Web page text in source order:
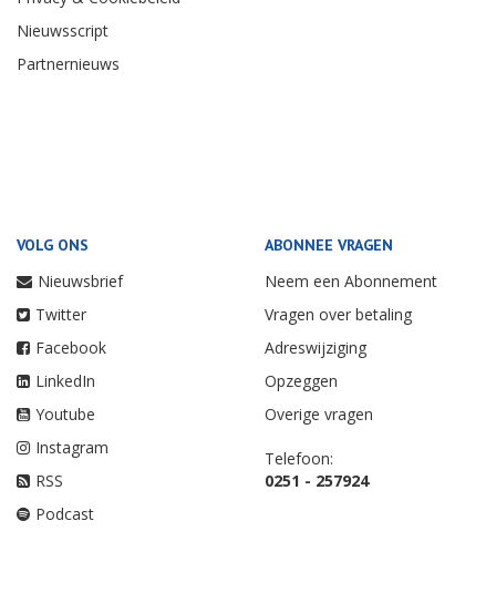
Nieuwsscript
Partnernieuws
VOLG ONS
Nieuwsbrief
Twitter
Facebook
LinkedIn
Youtube
Instagram
RSS
Podcast
ABONNEE VRAGEN
Neem een Abonnement
Vragen over betaling
Adreswijziging
Opzeggen
Overige vragen
Telefoon:
0251 - 257924